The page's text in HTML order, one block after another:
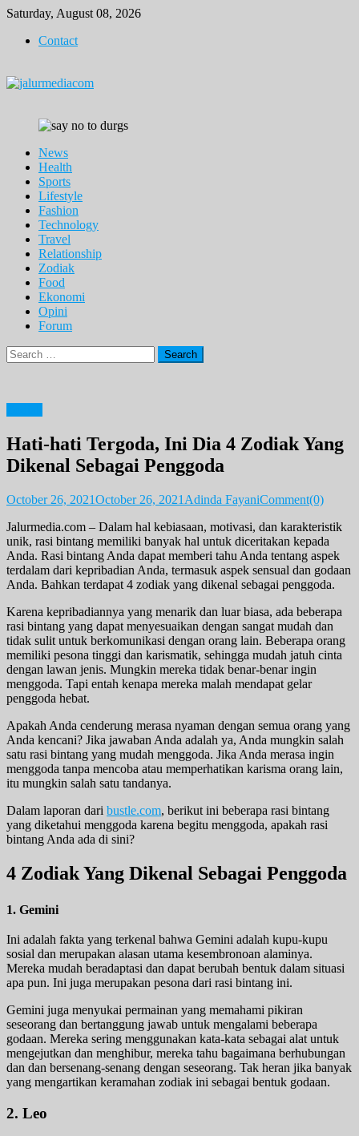
Skip
content
Saturday, August 08, 2026
Contact
News
Health
Sports
Lifestyle
Fashion
Technology
Travel
Relationship
Zodiak
Food
Ekonomi
Opini
Forum
Search
for:
Hati-hati Tergoda, Ini Dia 4 Zodiak Yang
Dikenal Sebagai Penggoda
October 26, 2021October 26, 2021 Adinda FayaniComment(0)
Jalurmedia.com – Dalam hal kebiasaan, motivasi, dan karakteristik
unik, rasi bintang memiliki banyak hal untuk diceritakan kepada
Anda. Rasi bintang Anda dapat memberi tahu Anda tentang aspek
terdalam dari kepribadian Anda, termasuk aspek sensual dan godaan
Anda. Bahkan terdapat 4 zodiak yang dikenal sebagai penggoda.
Karena kepribadiannya yang menarik dan luar biasa, ada beberapa
rasi bintang yang dapat menyesuaikan dengan sangat mudah dan
tidak sulit untuk berkomunikasi dengan orang lain. Beberapa orang
memiliki pesona tinggi dan karismatik, sehingga mudah jatuh cinta
dengan lawan jenis. Mungkin mereka tidak benar-benar ingin
menggoda. Tapi entah kenapa mereka malah mendapat gelar
penggoda hebat.
Apakah Anda cenderung merasa nyaman dengan semua orang yang
Anda kencani? Jika jawaban Anda adalah ya, Anda mungkin salah
satu rasi bintang yang mudah menggoda. Jika Anda merasa ingin
menggoda tanpa mencoba atau memperhatikan karisma orang lain,
itu mungkin salah satu tandanya.
Dalam laporan dari bustle.com, berikut ini beberapa rasi bintang
yang diketahui menggoda karena begitu menggoda, apakah rasi
bintang Anda ada di sini?
4 Zodiak Yang Dikenal Sebagai Penggoda
1. Gemini
Ini adalah fakta yang terkenal bahwa Gemini adalah kupu-kupu
sosial dan merupakan alasan utama kesembronoan alaminya.
Mereka mudah beradaptasi dan dapat berubah bentuk dalam situasi
apa pun. Ini juga merupakan pesona dari rasi bintang ini.
Gemini juga menyukai permainan yang memahami pikiran
seseorang dan bertanggung jawab untuk mengalami beberapa
godaan. Mereka sering menggunakan kata-kata sebagai alat untuk
mengejutkan dan menghibur, mereka tahu bagaimana berhubungan
dan dan bersenang-senang dengan seseorang. Tak heran jika banyak
yang mengartikan keramahan zodiak ini sebagai bentuk godaan.
2. Leo